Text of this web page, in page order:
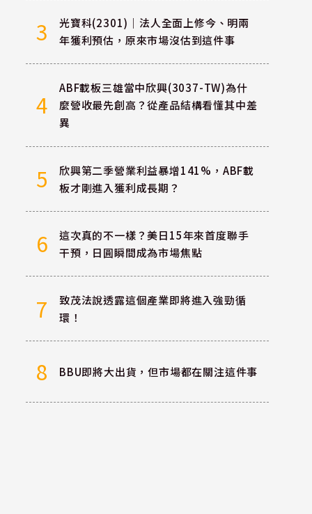
3
光寶科(2301)｜法人全面上修今、明兩
年獲利預估，原來市場沒估到這件事
4
ABF載板三雄當中欣興(3037-TW)為什
麼營收最先創高？從產品結構看懂其中差
異
5
欣興第二季營業利益暴增141%，ABF載
板才剛進入獲利成長期？
6
這次真的不一樣？美日15年來首度聯手
干預，日圓瞬間成為市場焦點
7
致茂法說透露這個產業即將進入強勁循
環！
8 BBU即將大出貨，但市場都在關注這件事